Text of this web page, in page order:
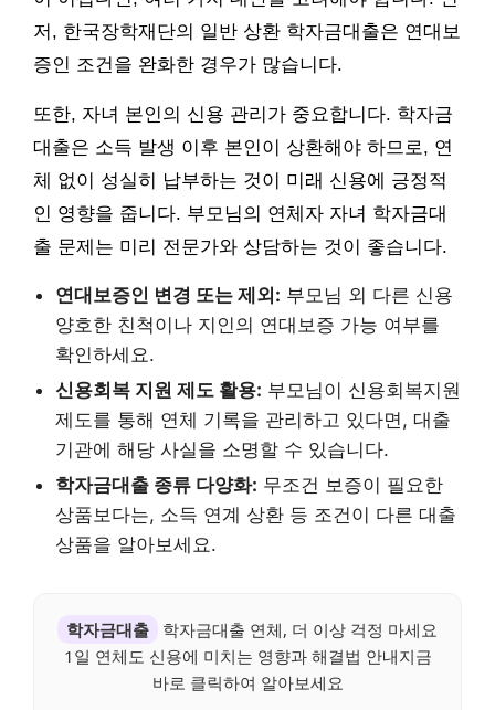
저, 한국장학재단의 일반 상환 학자금대출은 연대보
증인 조건을 완화한 경우가 많습니다.
또한, 자녀 본인의 신용 관리가 중요합니다. 학자금
대출은 소득 발생 이후 본인이 상환해야 하므로, 연
체 없이 성실히 납부하는 것이 미래 신용에 긍정적
인 영향을 줍니다. 부모님의 연체자 자녀 학자금대
출 문제는 미리 전문가와 상담하는 것이 좋습니다.
연대보증인 변경 또는 제외: 부모님 외 다른 신용
양호한 친척이나 지인의 연대보증 가능 여부를
확인하세요.
신용회복 지원 제도 활용: 부모님이 신용회복지원
제도를 통해 연체 기록을 관리하고 있다면, 대출
기관에 해당 사실을 소명할 수 있습니다.
학자금대출 종류 다양화: 무조건 보증이 필요한
상품보다는, 소득 연계 상환 등 조건이 다른 대출
상품을 알아보세요.
학자금대출
학자금대출 연체, 더 이상 걱정 마세요
1일 연체도 신용에 미치는 영향과 해결법 안내지금
바로 클릭하여 알아보세요